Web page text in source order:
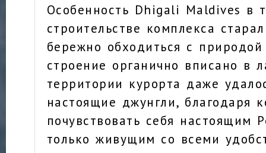
Особенность Dhigali Maldives в
строительстве комплекса
бережно обходиться с
строение органично вписано в
территории курорта даже
настоящие джунгли, благодаря
почувствовать себя настоящим
только живущим со всеми